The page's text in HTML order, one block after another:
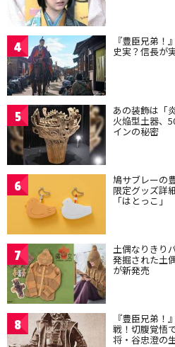
4 『豊臣兄弟
史実？信長が
5 あの装飾は「
火焔型土器、
インの秘密
6 鳩サブレーの
限定グッズ詳
「はとっこ」
7 土偶なりきり
発掘された土
が新発売
8 『豊臣兄弟
戦！切腹覚悟
将・谷忠澄の